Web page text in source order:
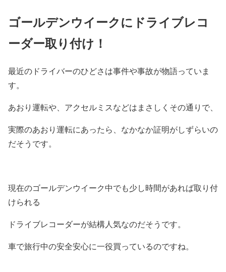
ゴールデンウイークにドライブレコ
ーダー取り付け！
最近のドライバーのひどさは事件や事故が物語っていま
す。
あおり運転や、アクセルミスなどはまさしくその通りで、
実際のあおり運転にあったら、なかなか証明がしずらいの
だそうです。
現在のゴールデンウイーク中でも少し時間があれば取り付
けられる
ドライブレコーダーが結構人気なのだそうです。
車で旅行中の安全安心に一役買っているのですね。